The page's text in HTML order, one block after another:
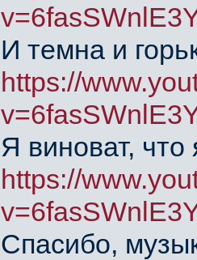
И темна и
https://
Я виноват,
https://
Спасибо,